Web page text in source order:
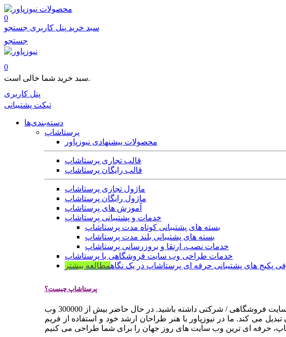
محصولات
0
سبد خرید پنل کاربری جستجو
جستجو
0
سبد خرید شما خالی است.
پنل کاربری
تیکت پشتیبانی
دسته‌بندی‌ها
پرستاشاپ
محصولات پیشنهادی نیوزپاور
قالب تجاری پرستاشاپ
قالب رایگان پرستاشاپ
ماژول تجاری پرستاشاپ
ماژول رایگان پرستاشاپ
آموزش های پرستاشاپ
خدمات و پشتیبانی پرستاشاپ
بسته های پشتیبانی کوتاه مدت پرستاشاپ
بسته های پشتیبانی بلند مدت پرستاشاپ
خدمات نصب، ارتقا و بروزرسانی پرستاشاپ
خدمات طراحی وب سایت فروشگاهی با پرستاشاپ
پکیج های پشتیبانی حرفه ای پرستاشاپ در یک نگاهمطالعه بیشتر
پرستاشاپ چیست؟
پرستاشاپ یک سیستم مدیریت وب سایت / فروشگاه آنلاین اپن سورس است که به شما کمک می کند به سرعت یک وب سایت فروشگاهی / شرکتی داشته باشید. در حال حاضر بیش از 300000 وب
می کند. ما در نیوزپاور با هنر طراحان ارشد خود و استفاده از فریم